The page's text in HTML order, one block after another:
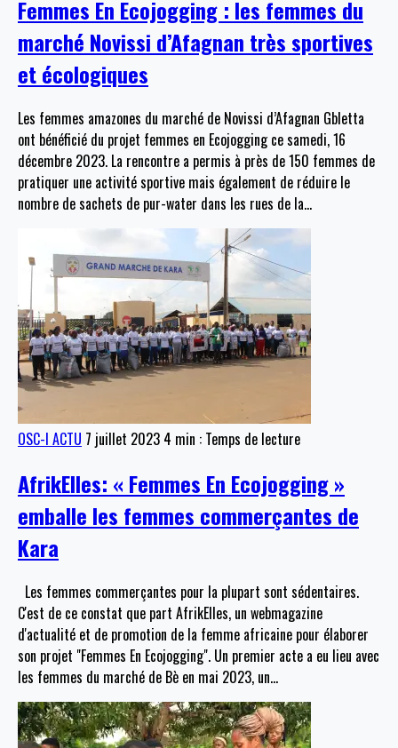
Femmes En Ecojogging : les femmes du
marché Novissi d’Afagnan très sportives
et écologiques
Les femmes amazones du marché de Novissi d’Afagnan Gbletta
ont bénéficié du projet femmes en Ecojogging ce samedi, 16
décembre 2023. La rencontre a permis à près de 150 femmes de
pratiquer une activité sportive mais également de réduire le
nombre de sachets de pur-water dans les rues de la…
OSC-I ACTU 7 juillet 2023 4 min : Temps de lecture
AfrikElles: « Femmes En Ecojogging »
emballe les femmes commerçantes de
Kara
Les femmes commerçantes pour la plupart sont sédentaires.
C'est de ce constat que part AfrikElles, un webmagazine
d'actualité et de promotion de la femme africaine pour élaborer
son projet "Femmes En Ecojogging". Un premier acte a eu lieu avec
les femmes du marché de Bè en mai 2023, un…